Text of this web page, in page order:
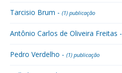
Tarcisio Brum - (1) publicação
Antônio Carlos de Oliveira Freitas -
Pedro Verdelho - (1) publicação